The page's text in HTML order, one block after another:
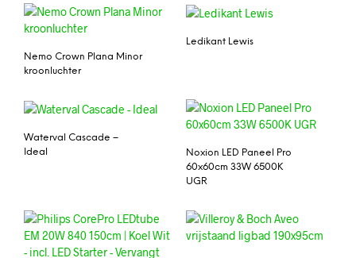
Nemo Crown Plana Minor
kroonluchter
Ledikant Lewis
Waterval Cascade –
Ideal
Noxion LED Paneel Pro
60x60cm 33W 6500K
UGR